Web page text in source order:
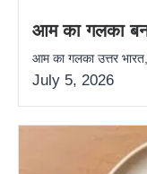
आम का गलका
आम का गलका उत्तर
July 5, 2026